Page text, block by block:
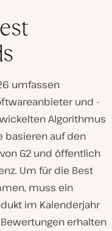
umfassen
und -
Algorithmus
basieren auf den
G2 und öffentlich
Um für die Best
muss ein
im Kalenderjahr
erhalten